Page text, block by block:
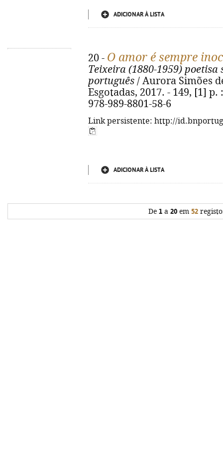
ADICIONAR À LISTA
20 - O amor é sempre
Teixeira (1880-1959)
português / Aurora Simões
Esgotadas, 2017. - 149, [1]
978-989-8801-58-6
Link persistente: http://
ADICIONAR À LISTA
De 1a 20em 52